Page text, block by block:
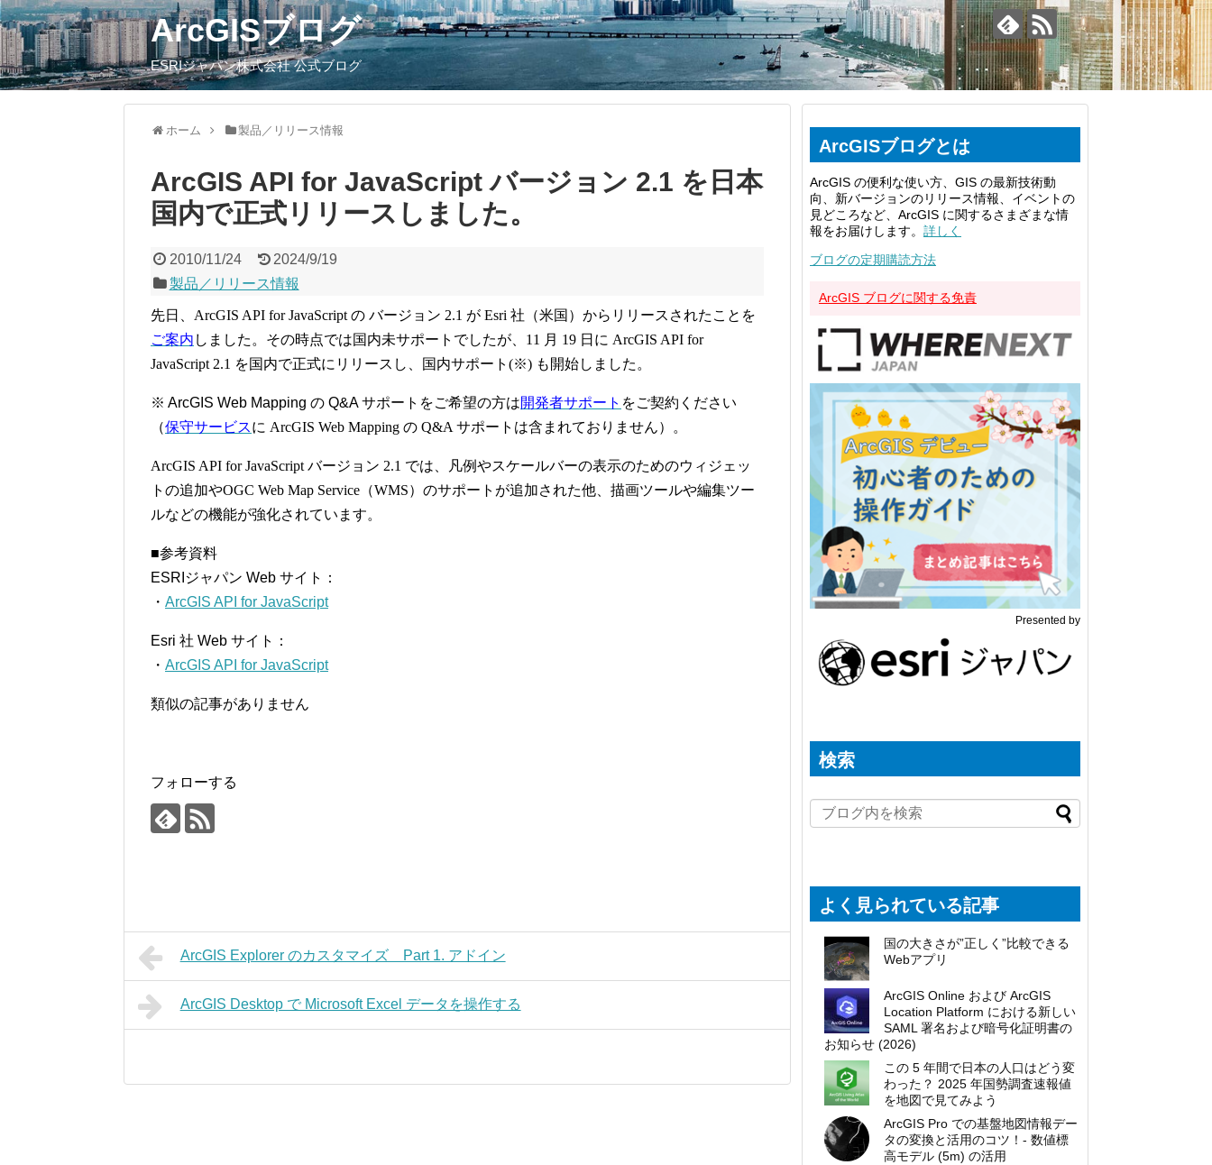
ArcGISブログ
ESRIジャパン株式会社 公式ブログ
ホーム 製品／リリース情報
ArcGIS API for JavaScript バージョン 2.1 を日本
国内で正式リリースしました。
2010/11/24
2024/9/19
製品／リリース情報
先日、 ArcGIS API for JavaScript の バージョン 2.1 が Esri 社（米国）からリリースされたことを
ご案内 しました。その時点では国内未サポートでしたが、 11 月 19 日に ArcGIS API for
JavaScript 2.1 を国内で正式にリリースし、国内サポート (※) も開始しました。
※ ArcGIS Web Mapping の Q&Aサポートをご希望の方は開発者サポート をご契約ください
（保守サービスに ArcGIS Web Mapping の Q&A サポートは含まれておりません）。
ArcGIS API for JavaScript バージョン 2.1 では、凡例やスケールバーの表示のためのウィジェッ
トの追加やOGC Web Map Service （WMS）のサポートが追加された他、描画ツールや編集ツー
ルなどの機能が強化されています。
■参考資料
ESRI ジャパン Web サイト：
・ ArcGIS API for JavaScript
Esri 社 Web サイト：
・ ArcGIS API for JavaScript
類似の記事がありません
フォローする
ArcGIS Explorer のカスタマイズ Part 1. アドイン
ArcGIS Desktop で Microsoft Excel データを操作する
ArcGISブログとは
ArcGIS の便利な使い方、GIS の最新技術動
向、新バージョンのリリース情報、イベントの
見どころなど、ArcGIS に関するさまざまな情
報をお届けします。 詳しく
ブログの定期購読方法
ArcGIS ブログに関する免責
Presented by
検索
よく見られている記事
国の大きさが”正しく”比較できる
Webアプリ
ArcGIS Online および ArcGIS
Location Platform における新しい
SAML 署名および暗号化証明書の
お知らせ (2026)
この 5 年間で日本の人口はどう変
わった？ 2025 年国勢調査速報値
を地図で見てみよう
ArcGIS Pro での基盤地図情報デー
タの変換と活用のコツ！- 数値標
高モデル (5m) の活用